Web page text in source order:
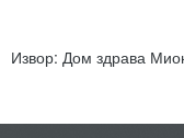
Извор: Дом здрава